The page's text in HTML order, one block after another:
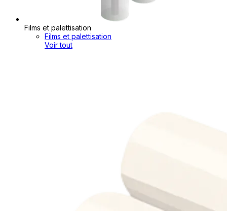
Films et palettisation
Films et palettisation
Voir tout